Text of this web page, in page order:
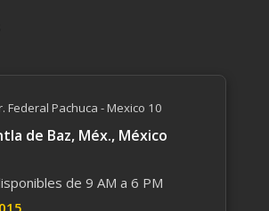
Federal Pachuca - Mexico 10
de Baz, Méx., México
de 9 AM a 6 PM